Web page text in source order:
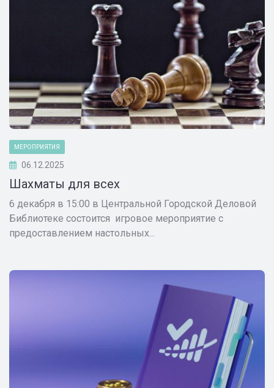
МЕРОПРИЯТИЯ
06.12.2025
Шахматы для всех
6 декабря в 15:00 в Центральной Городской Деловой
Библиотеке состоится игровое мероприятие с
предоставлением настольных...